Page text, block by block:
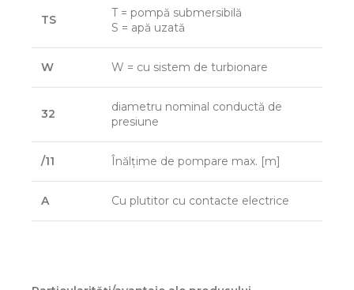
TS
T = pompă submersibilă
S = apă uzată
W W = cu sistem de turbionare
32
diametru nominal conductă de
presiune
/11 Înălţime de pompare max. [m]
A Cu plutitor cu contacte electrice